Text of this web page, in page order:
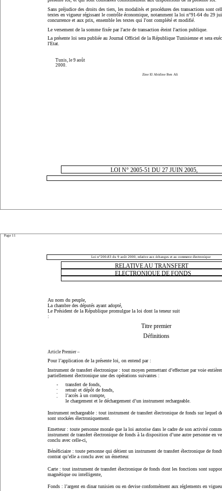
Sans préjudice des droits des tiers, les modalités et procédures des transactions sont
textes en vigueur régissant le contrôle économique, notamment la loi n°91-64 du 29
concurrence et aux prix, ensemble les textes qui l'ont complété et modifié.
Le versement de la somme fixée par l'acte de transaction éteint l'action publique.
La présente loi sera publiée au Journal Officiel de la République Tunisienne et sera
l'Etat.
Tunis, le 9 août
2000.
Zine El Abidine Ben Ali
LOI N° 2005-51 DU 27 JUIN 2005,
Page 11
Loi n°200-83 du 9 août 2000, relative aux échanges et au commerce électronique
RELATIVE AU TRANSFERT
ELECTRONIQUE DE FONDS
Au nom du peuple,
La chambre des députés ayant adopté,
Le Président de la République promulgue la loi dont la teneur suit
:
Titre premier
Définitions
Article Premier –
Pour l’application de la présente loi, on entend par :
Instrument de transfert électronique : tout moyen permettant d’effectuer par voie
partiellement électronique une des opérations suivantes :
-
-
-
-
transfert de fonds,
retrait et dépôt de fonds,
l’accès à un compte,
le chargement et le déchargement d’un instrument rechargeable.
Instrument rechargeable : tout instrument de transfert électronique de fonds sur lequel
sont stockées électroniquement.
Emetteur: toute personne morale que la loi autorise dans le cadre de son activité
instrument de transfert électronique de fonds à la disposition d’une autre personne en
conclu avec celle-ci,
Bénéficiaire : toute personne qui détient un instrument de transfert électronique de
contrat qu’elle a conclu avec un émetteur.
Carte : tout instrument de transfert électronique de fonds dont les fonctions sont
magnétique ou intelligente,
Fonds : l’argent en dinar tunisien ou en devise conformément aux réglements en